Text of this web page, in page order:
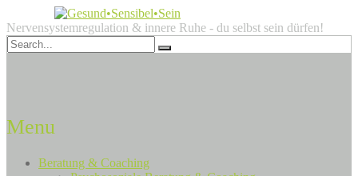
Nervensystemregulation & innere Ruhe - du selbst sein dürfen!
Menu
Beratung & Coaching